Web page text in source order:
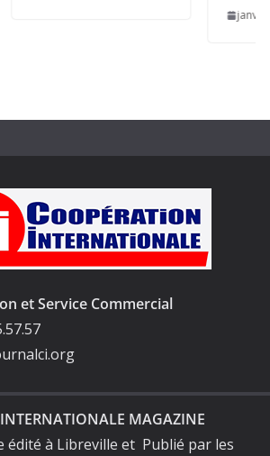
janvier 23,
et Service Commercial
MAGAZINE
édité à Libreville et Publié par les